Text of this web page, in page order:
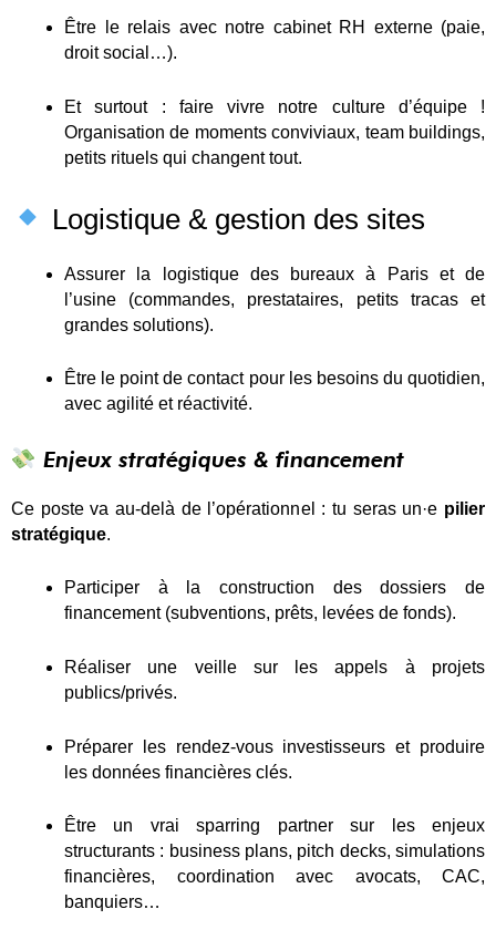
Être le relais avec notre cabinet RH externe (paie,
droit social…).
Et surtout : faire vivre notre culture d’équipe !
Organisation de moments conviviaux, team buildings,
petits rituels qui changent tout.
Logistique & gestion des sites
Assurer la logistique des bureaux à Paris et de
l’usine (commandes, prestataires, petits tracas et
grandes solutions).
Être le point de contact pour les besoins du quotidien,
avec agilité et réactivité.
Enjeux stratégiques & financement
Ce poste va au-delà de l’opérationnel : tu seras un·e pilier
stratégique.
Participer à la construction des dossiers de
financement (subventions, prêts, levées de fonds).
Réaliser une veille sur les appels à projets
publics/privés.
Préparer les rendez-vous investisseurs et produire
les données financières clés.
Être un vrai sparring partner sur les enjeux
structurants : business plans, pitch decks, simulations
financières, coordination avec avocats, CAC,
banquiers…